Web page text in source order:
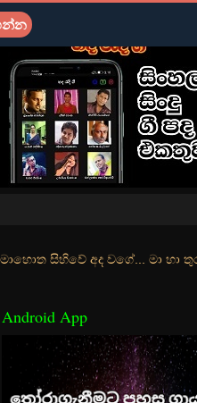
වගේ... මා හා තුරුළු වීලා
Android App